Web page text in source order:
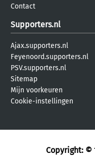
Contact
Supporters.nl
Ajax.supporters.nl
Feyenoord.supporters.nl
PSV.supporters.nl
Sitemap
Mijn voorkeuren
Cookie-instellingen
Copyright: ©